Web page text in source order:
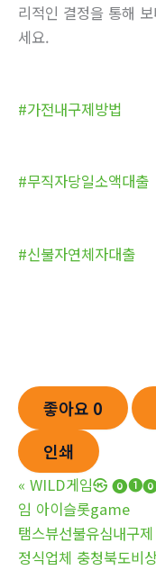
리적인 결정을 통해
세요.
#가전내구제방법
#무직자당일소액대출
#신불자연체자대출
좋아요 0
인쇄
« WILD게임㉿
임 아이슬롯game
탬스뷰선불유심내구
정식업체 충청북도비